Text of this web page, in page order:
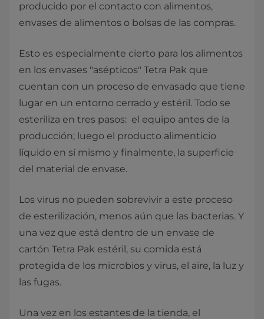
producido por el contacto con alimentos,
envases de alimentos o bolsas de las compras.
Esto es especialmente cierto para los alimentos
en los envases "asépticos" Tetra Pak que
cuentan con un proceso de envasado que tiene
lugar en un entorno cerrado y estéril. Todo se
esteriliza en tres pasos: el equipo antes de la
producción; luego el producto alimenticio
líquido en sí mismo y finalmente, la superficie
del material de envase.
Los virus no pueden sobrevivir a este proceso
de esterilización, menos aún que las bacterias. Y
una vez que está dentro de un envase de
cartón Tetra Pak estéril, su comida está
protegida de los microbios y virus, el aire, la luz y
las fugas.
Una vez en los estantes de la tienda, el